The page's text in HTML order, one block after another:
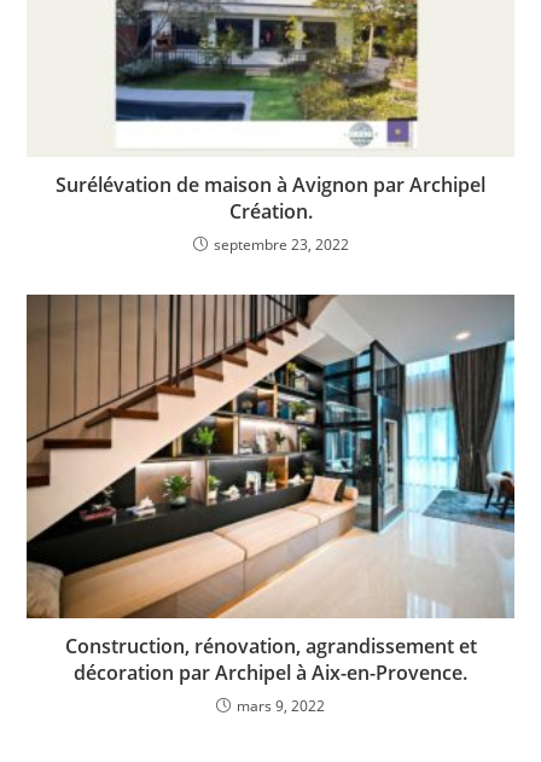
Surélévation de maison à Avignon par Archipel
Création.
septembre 23, 2022
Construction, rénovation, agrandissement et
décoration par Archipel à Aix-en-Provence.
mars 9, 2022